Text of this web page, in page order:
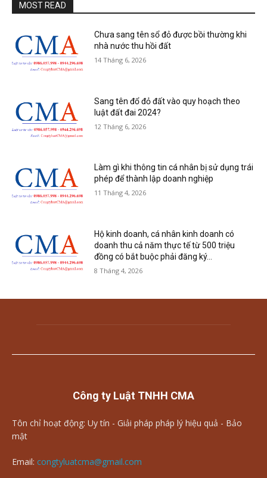
MOST READ
Chưa sang tên sổ đỏ được bồi thường khi
nhà nước thu hồi đất
14 Tháng 6, 2026
Sang tên đổ đỏ đất vào quy hoạch theo
luật đất đai 2024?
12 Tháng 6, 2026
Làm gì khi thông tin cá nhân bị sử dụng trái
phép để thành lập doanh nghiệp
11 Tháng 4, 2026
Hộ kinh doanh, cá nhân kinh doanh có
doanh thu cả năm thực tế từ 500 triệu
đồng có bắt buộc phải đăng ký...
8 Tháng 4, 2026
Công ty Luật TNHH CMA
Tôn chỉ hoạt động: Uy tín - Giải pháp pháp lý hiệu quả - Bảo
mật
Email: congtyluatcma@gmail.com